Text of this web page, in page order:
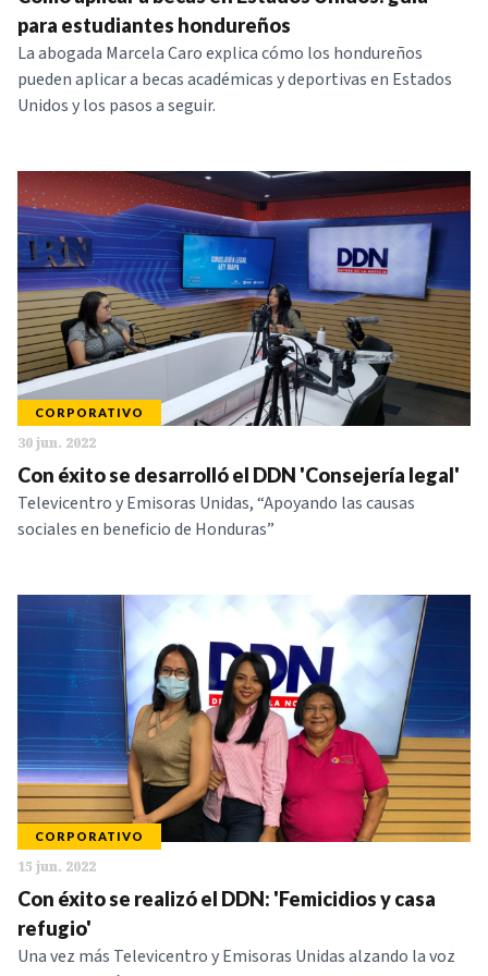
NOTICIAS
SERIES
para estudiantes hondureños
La abogada Marcela Caro explica cómo los hondureños
pueden aplicar a becas académicas y deportivas en Estados
Unidos y los pasos a seguir.
CORPORATIVO
30 jun. 2022
Con éxito se desarrolló el DDN 'Consejería legal'
Televicentro y Emisoras Unidas, “Apoyando las causas
sociales en beneficio de Honduras”
CORPORATIVO
15 jun. 2022
Con éxito se realizó el DDN: 'Femicidios y casa
refugio'
Una vez más Televicentro y Emisoras Unidas alzando la voz